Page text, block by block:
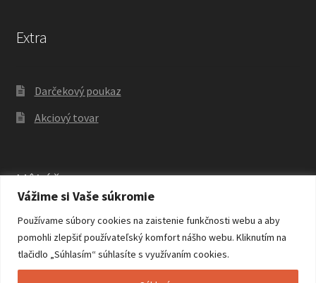
Vážime si Vaše súkromie
Používame súbory cookies na zaistenie funkčnosti webu a aby
pomohli zlepšiť používateľský komfort nášho webu. Kliknutím na
tlačidlo „Súhlasím“ súhlasíte s využívaním cookies.
Extra
Darčekový poukaz
Akciový tovar
Môj účet
Môj účet
História objednávok